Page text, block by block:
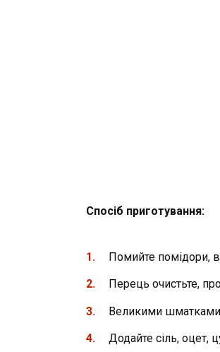
Спосіб приготування:
Помийте помідори,
Перець очистьте,
Великими шматками
Додайте сіль, оцет,